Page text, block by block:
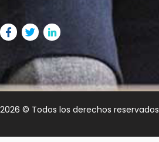
2026 © Todos los derechos reservados